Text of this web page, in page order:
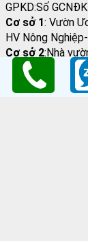
GPKD:Số
Cơ sở 1: Vườn
HV Nông
Cơ sở 2:Nhà
ĐC: Đường Lý
Email: